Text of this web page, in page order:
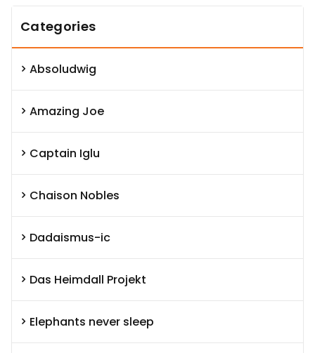
Categories
Absoludwig
Amazing Joe
Captain Iglu
Chaison Nobles
Dadaismus-ic
Das Heimdall Projekt
Elephants never sleep